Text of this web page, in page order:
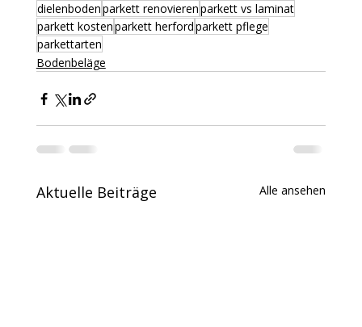
dielenbodenparkett renovierenparkett vs laminat
parkett kostenparkett herfordparkett pflege
parkettarten
Bodenbeläge
Aktuelle Beiträge Alle ansehen